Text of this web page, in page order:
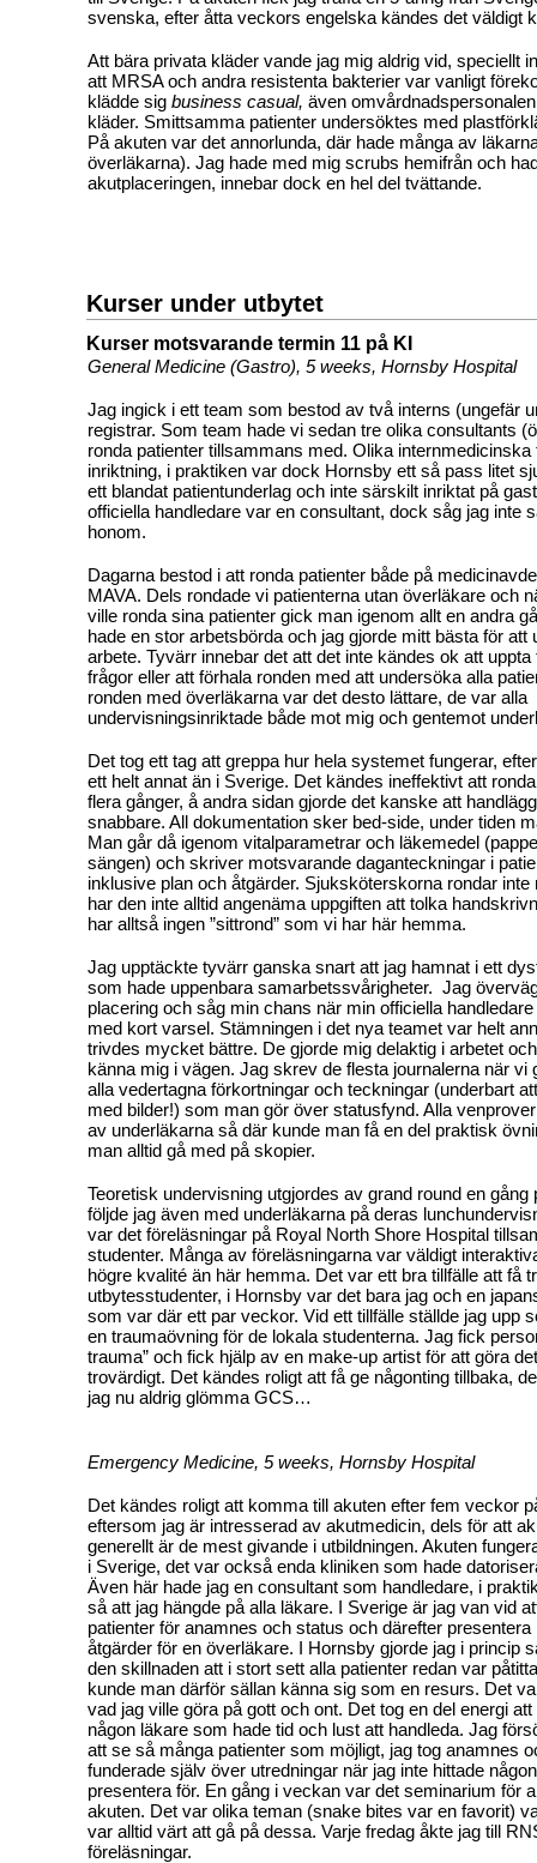
svenska, efter åtta veckors engelska kändes det väldigt
Att bära privata kläder vande jag mig aldrig vid, speciellt
att MRSA och andra resistenta bakterier var vanligt
klädde sig business casual, även
kläder. Smittsamma patienter undersöktes med
På akuten var det annorlunda, där hade många av
överläkarna). Jag hade med mig scrubs hemifrån och
akutplaceringen, innebar dock en hel del tvättande.
Kurser under utbytet
Kurser motsvarande termin 11 på KI
General Medicine (Gastro), 5 weeks, Hornsby Hospital
Jag ingick i ett team som bestod av två interns (ungefär
registrar. Som team hade vi sedan tre olika consultants
ronda patienter tillsammans med. Olika internmedicinska
inriktning, i praktiken var dock Hornsby ett så pass litet
ett blandat patientunderlag och inte särskilt inriktat på
officiella handledare var en consultant, dock såg jag inte
honom.
Dagarna bestod i att ronda patienter både på
MAVA. Dels rondade vi patienterna utan överläkare och
ville ronda sina patienter gick man igenom allt en andra
hade en stor arbetsbörda och jag gjorde mitt bästa för att
arbete. Tyvärr innebar det att det inte kändes ok att
frågor eller att förhala ronden med att undersöka alla
ronden med överläkarna var det desto lättare, de var alla
undervisningsinriktade både mot mig och gentemot
Det tog ett tag att greppa hur hela systemet fungerar,
ett helt annat än i Sverige. Det kändes ineffektivt att
flera gånger, å andra sidan gjorde det kanske att
snabbare. All dokumentation sker bed-side, under tiden
Man går då igenom vitalparametrar och läkemedel
sängen) och skriver motsvarande daganteckningar i
inklusive plan och åtgärder. Sjuksköterskorna rondar inte
har den inte alltid angenäma uppgiften att tolka
har alltså ingen ”sittrond” som vi har här hemma.
Jag upptäckte tyvärr ganska snart att jag hamnat i ett
som hade uppenbara samarbetssvårigheter. Jag
placering och såg min chans när min officiella
med kort varsel. Stämningen i det nya teamet var helt
trivdes mycket bättre. De gjorde mig delaktig i arbetet
känna mig i vägen. Jag skrev de flesta journalerna när vi
alla vedertagna förkortningar och teckningar (underbart
med bilder!) som man gör över statusfynd. Alla
av underläkarna så där kunde man få en del praktisk
man alltid gå med på skopier.
Teoretisk undervisning utgjordes av grand round en gång
följde jag även med underläkarna på deras
var det föreläsningar på Royal North Shore Hospital
studenter. Många av föreläsningarna var väldigt
högre kvalité än här hemma. Det var ett bra tillfälle att få
utbytesstudenter, i Hornsby var det bara jag och en
som var där ett par veckor. Vid ett tillfälle ställde jag upp
en traumaövning för de lokala studenterna. Jag fick
trauma” och fick hjälp av en make-up artist för att göra
trovärdigt. Det kändes roligt att få ge någonting tillbaka,
jag nu aldrig glömma GCS…
Emergency Medicine, 5 weeks, Hornsby Hospital
Det kändes roligt att komma till akuten efter fem veckor
eftersom jag är intresserad av akutmedicin, dels för att
generellt är de mest givande i utbildningen. Akuten
i Sverige, det var också enda kliniken som hade
Även här hade jag en consultant som handledare, i
så att jag hängde på alla läkare. I Sverige är jag van vid
patienter för anamnes och status och därefter
åtgärder för en överläkare. I Hornsby gjorde jag i princip
den skillnaden att i stort sett alla patienter redan var
kunde man därför sällan känna sig som en resurs. Det
vad jag ville göra på gott och ont. Det tog en del energi att
någon läkare som hade tid och lust att handleda. Jag
att se så många patienter som möjligt, jag tog anamnes
funderade själv över utredningar när jag inte hittade
presentera för. En gång i veckan var det seminarium för
akuten. Det var olika teman (snake bites var en favorit)
var alltid värt att gå på dessa. Varje fredag åkte jag till
föreläsningar.